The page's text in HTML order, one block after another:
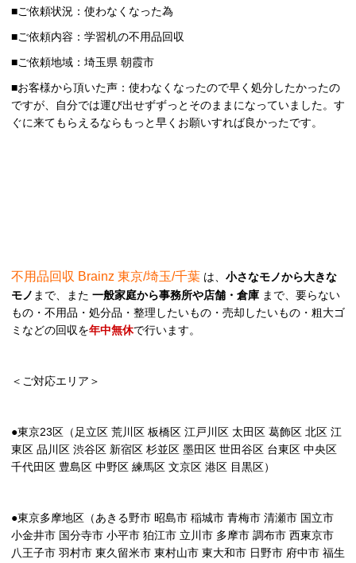
■ご依頼状況：使わなくなった為
■ご依頼内容：学習机の不用品回収
■ご依頼地域：埼玉県 朝霞市
■お客様から頂いた声：使わなくなったので早く処分したかったの
ですが、自分では運び出せずずっとそのままになっていました。す
ぐに来てもらえるならもっと早くお願いすれば良かったです。
不用品回収 Brainz 東京/埼玉/千葉 は、 小さなモノから大きな
モノ まで、また 一般家庭から事務所や店舗・倉庫 まで、要らない
もの・不用品・処分品・整理したいもの・売却したいもの・粗大ゴ
ミなどの回収を年中無休で行います。
＜ご対応エリア＞
●東京23区（足立区 荒川区 板橋区 江戸川区 太田区 葛飾区 北区 江
東区 品川区 渋谷区 新宿区 杉並区 墨田区 世田谷区 台東区 中央区
千代田区 豊島区 中野区 練馬区 文京区 港区 目黒区）
●東京多摩地区（あきる野市 昭島市 稲城市 青梅市 清瀬市 国立市
小金井市 国分寺市 小平市 狛江市 立川市 多摩市 調布市 西東京市
八王子市 羽村市 東久留米市 東村山市 東大和市 日野市 府中市 福生